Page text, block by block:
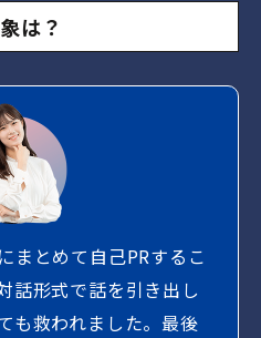
は？
まとめて自己PRするこ
話形式で話を引き出し
も救われました。最後